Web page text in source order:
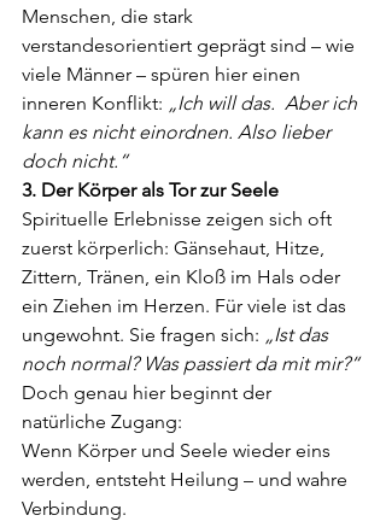
Menschen, die stark
verstandesorientiert geprägt sind – wie
viele Männer – spüren hier einen
inneren Konflikt: „Ich will das.  Aber ich
kann es nicht einordnen. Also lieber
doch nicht.“
3. Der Körper als Tor zur Seele
Spirituelle Erlebnisse zeigen sich oft
zuerst körperlich: Gänsehaut, Hitze,
Zittern, Tränen, ein Kloß im Hals oder
ein Ziehen im Herzen. Für viele ist das
ungewohnt. Sie fragen sich: „Ist das
noch normal? Was passiert da mit mir?“
Doch genau hier beginnt der
natürliche Zugang:
Wenn Körper und Seele wieder eins
werden, entsteht Heilung – und wahre
Verbindung.